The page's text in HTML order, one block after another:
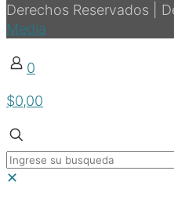
Derechos Reservados |
Media
0
$0,00
✕